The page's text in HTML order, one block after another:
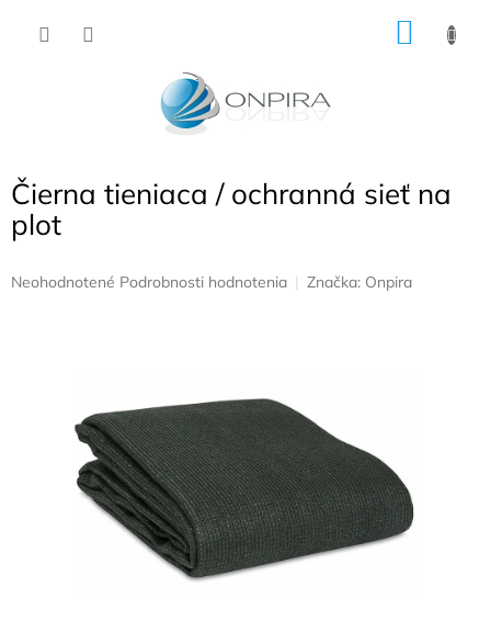
Čierna tieniaca / ochranná sieť na
plot
Priemerné
hviezdičiek.
Neohodnotené Podrobnosti hodnotenia Značka: Onpira